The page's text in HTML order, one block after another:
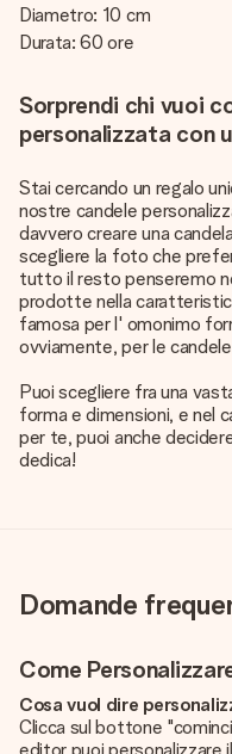
Diametro: 10 cm
Durata: 60 ore
Sorprendi chi vuoi
personalizzata con
Stai cercando un regalo
nostre candele
davvero creare una
scegliere la foto che
tutto il resto penseremo
prodotte nella
famosa per l' omonimo
ovviamente, per le
Puoi scegliere fra una
forma e dimensioni, e nel
per te, puoi anche
dedica!
Domande
Come
Cosa vuol dire
Clicca sul bottone